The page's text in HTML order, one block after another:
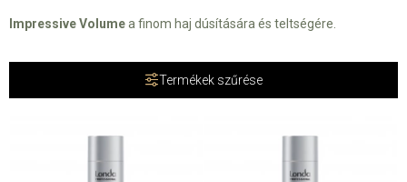
Impressive Volumea finom haj dúsítására és teltségére.
Termékek szűrése